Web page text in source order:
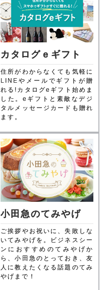
カタログｅギフト
住所がわからなくても気軽に
LINEやメールでギフトが贈
れる!カタログeギフト始めま
した。eギフトと素敵なデジ
タルメッセージカードも贈れ
ます。
小田急のてみやげ
ご挨拶やお祝いに、失敗しな
いてみやげを。ビジネスシー
ンにおすすめのてみやげか
ら、小田急のとっておき、友
人に教えたくなる話題のてみ
やげまで！